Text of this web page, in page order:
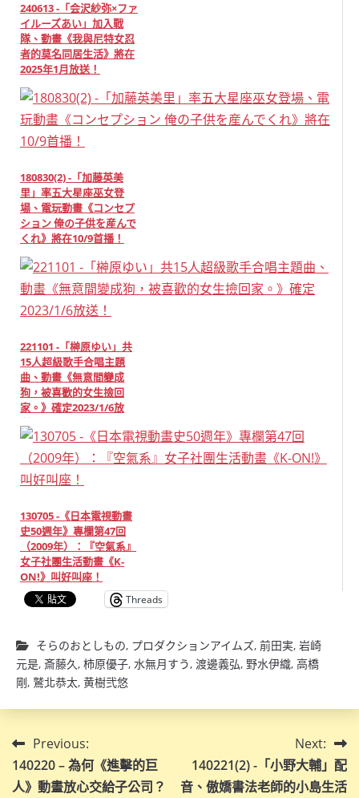
240613 -「会沢紗弥×ファ
イルーズあい」加入戰
隊、動畫《我與尼特女忍
者的莫名同居生活》將在
2025年1月放送！
180830(2) -「加藤英美
里」率五大星座巫女登
場、電玩動畫《コンセプ
ション 俺の子供を産んで
くれ》將在10/9首播！
221101 -「榊原ゆい」共
15人超級歌手合唱主題
曲、動畫《無意間變成
狗，被喜歡的女生撿回
家。》確定2023/1/6放
送！
130705 -《日本電視動畫
史50週年》專欄第47回
（2009年）：『空氣系』
女子社團生活動畫《K-
ON!》叫好叫座！
Threads
そらのおとしもの, プロダクションアイムズ, 前田実, 岩崎
元是, 斎藤久, 柿原優子, 水無月すう, 渡邊義弘, 野水伊織, 高橋
剛, 鷲北恭太, 黄樹弐悠
文
章
Previous:
140220 – 為何《進擊的巨
人》動畫放心交給子公司？
Next:
140221(2) -「小野大輔」配
音、傲嬌書法老師的小島生活